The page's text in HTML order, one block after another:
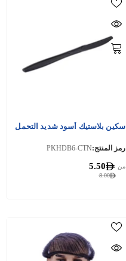
سكين بلاستيك أسود شديد التحمل
رمز المنتج:PKHDB6-CTN
8.00
من 5.50